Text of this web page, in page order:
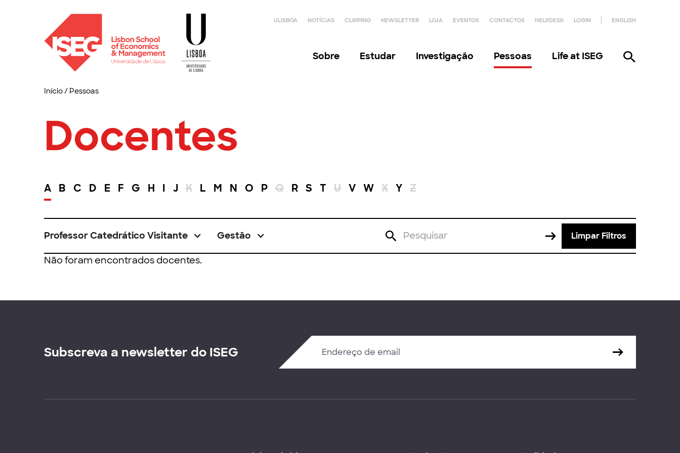
ULISBOA NOTÍCIAS CLIPPING NEWSLETTER LOJA EVENTOS CONTACTOS HELPDESK LOGIN ENGLISH
Sobre Estudar Investigação Pessoas Life at ISEG
Início/ Pessoas
Docentes
A B C D E F G H I J K L M N O P Q R S T U V W X Y Z
Professor Catedrático Visitante Gestão Limpar Filtros
Não foram encontrados docentes.
Subscreva a newsletter do ISEG